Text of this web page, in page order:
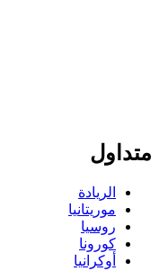
متداول
الريادة
موريتانيا
روسيا
كورونا
أوكرانيا